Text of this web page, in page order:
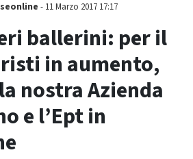
- 11 Marzo 2017 17:17
ballerini: per il
in aumento,
nostra Azienda
e l’Ept in